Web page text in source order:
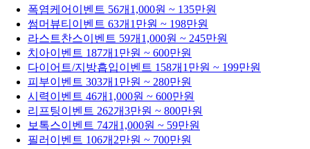
폭염케어 이벤트 56개 1,000원 ~ 135만원
썸머뷰티 이벤트 63개 1만원 ~ 198만원
라스트찬스이벤트 59개 1,000원 ~ 245만원
치아이벤트 187개 1만원 ~ 600만원
다이어트/지방흡입이벤트 158개 1만원 ~ 199만원
피부이벤트 303개 1만원 ~ 280만원
시력이벤트 46개 1,000원 ~ 600만원
리프팅이벤트 262개3만원 ~ 800만원
보톡스이벤트 74개 1,000원 ~ 59만원
필러 이벤트 106개 2만원 ~ 700만원